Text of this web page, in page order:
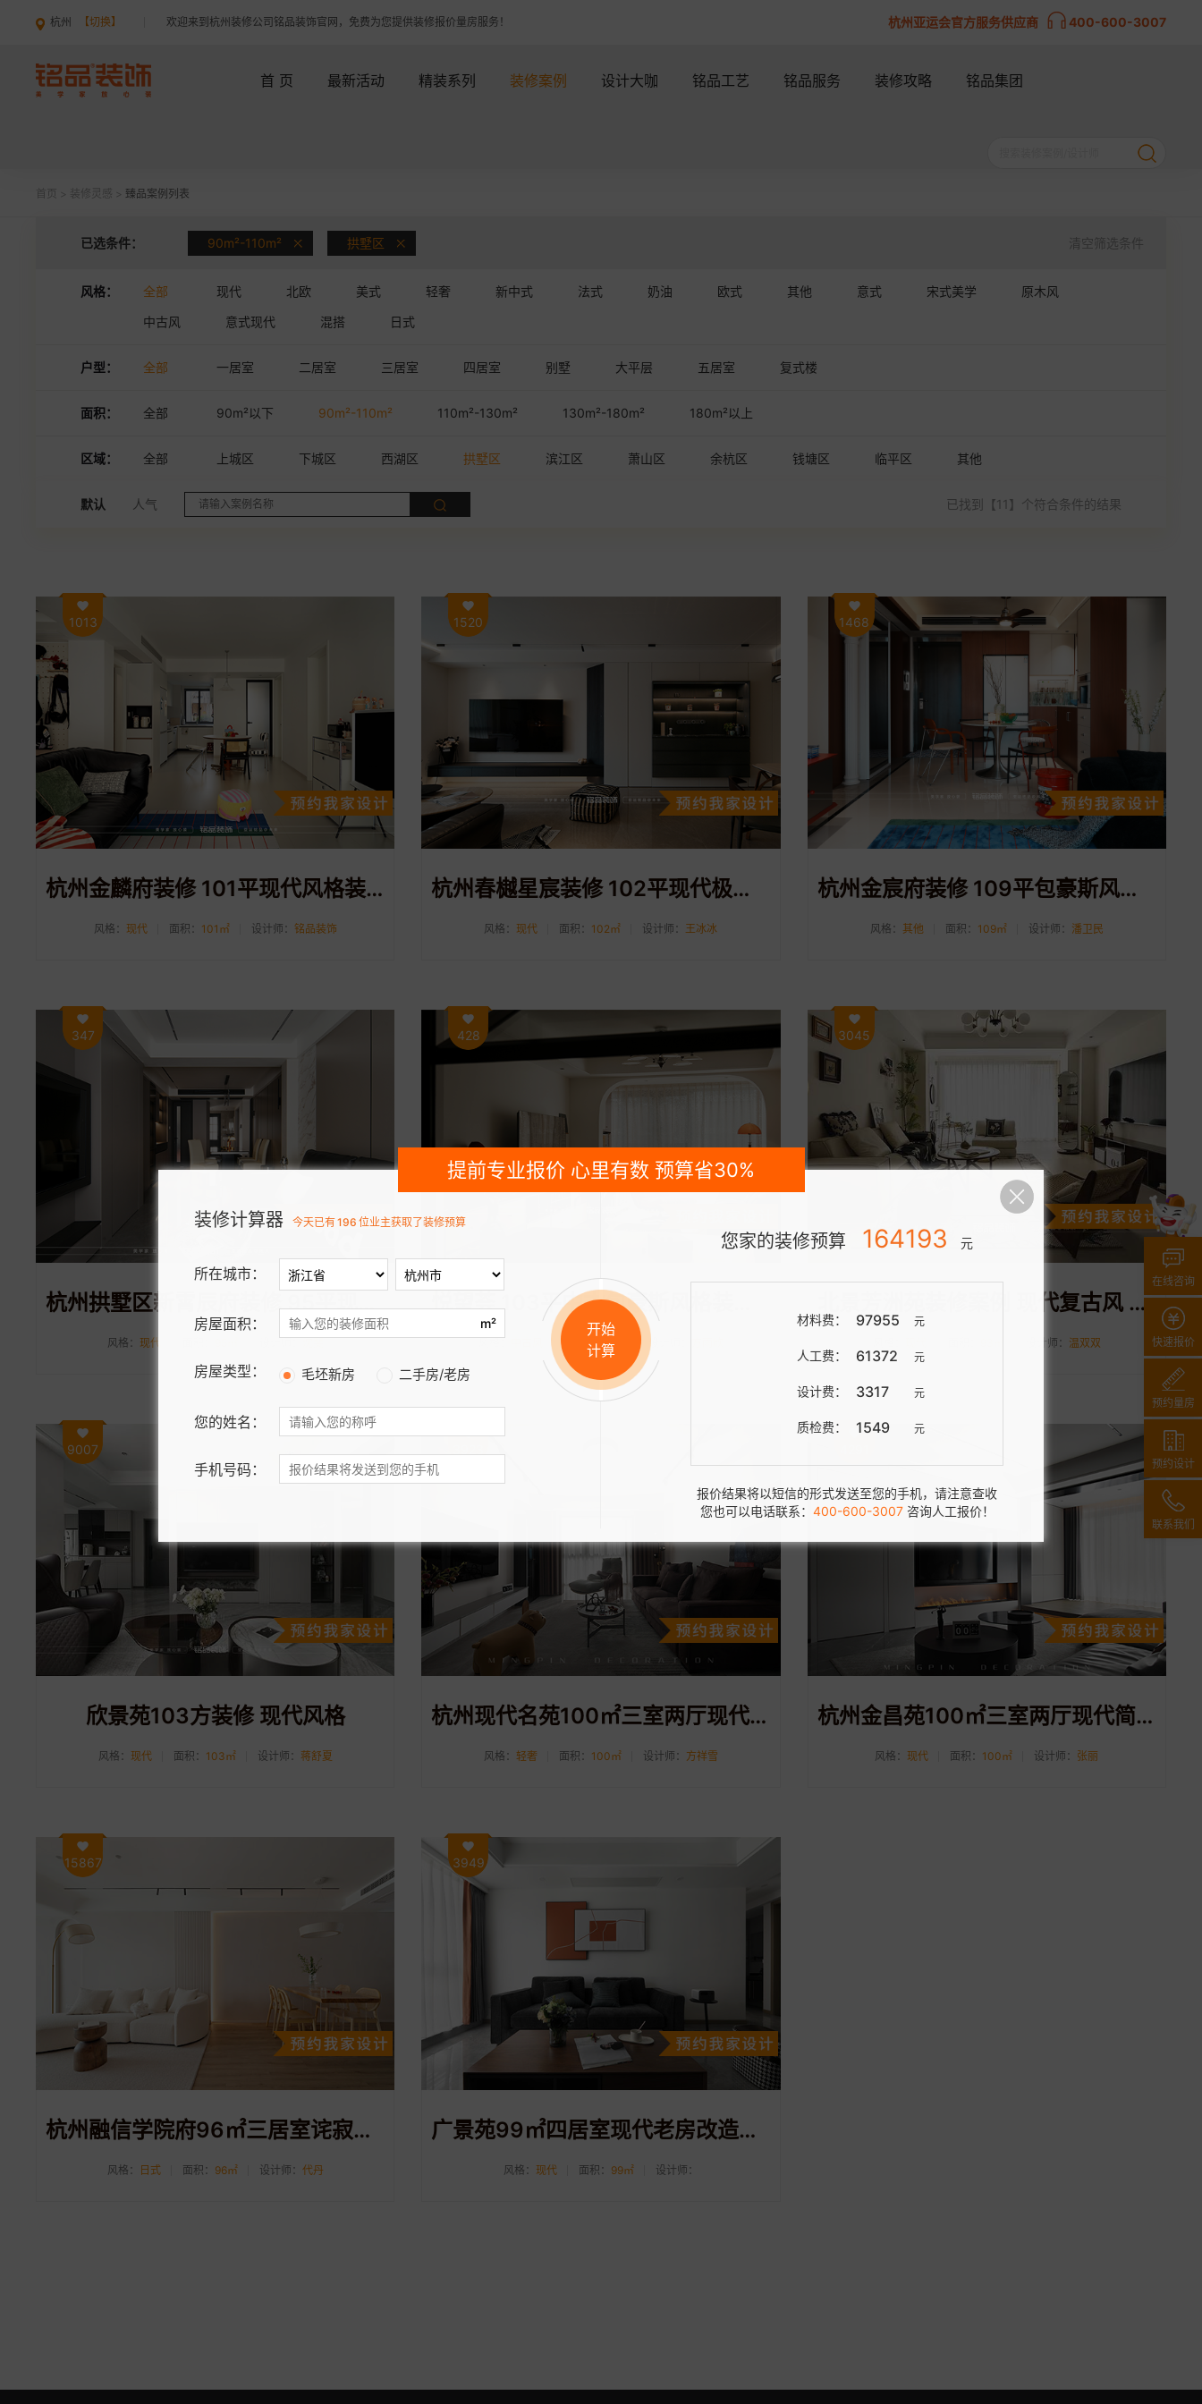
杭州 【切换】 欢迎来到杭州装修公司铭品装饰官网，免费为您提供装修报价量房服务！ 杭州亚运会官方服务供应商 400-600-3007
首 页 最新活动 精装系列 装修案例 设计大咖 铭品工艺 铭品服务 装修攻略 铭品集团
首页 装修灵感 臻品案例列表
已选条件： 90m²-110m² 拱墅区 清空筛选条件
风格： 全部 现代 北欧 美式 轻奢 新中式 法式 奶油 欧式 其他 意式 宋式美学
原木风
中古风
意式现代 混搭 日式
户型： 全部 一居室 二居室 三居室 四居室 别墅 大平层 五居室 复式楼
面积： 全部 90m²以下 90m²-110m² 110m²-130m² 130m²-180m² 180m²以上
区域： 全部 上城区 下城区 西湖区 拱墅区 滨江区 萧山区 余杭区 钱塘区 临平区 其他
默认 人气 已找到【11】个符合条件的结果
1013
杭州金麟府装修 101平现代风格装修案例分享
风格： 现代 面积： 101㎡ 设计师： 铭品装饰
1520
杭州春樾星宸装修 102平现代极简风装修案例分享
风格： 现代 面积： 102㎡ 设计师：王冰冰
1468
杭州金宸府装修 109平包豪斯风格装修案例分享
风格： 其他 面积： 109㎡ 设计师： 潘卫民
347
杭州拱墅区新霄辰府装修 95平现代黑白灰风格装修案例分享
风格： 现代
428
面积：103㎡
3045
北景芳洲苑装修案例 现代复古风 93平案例
设计师： 温双双
9007
欣景苑103方装修 现代风格
风格： 现代 面积： 103㎡ 设计师： 蒋舒夏
杭州现代名苑100㎡三室两厅现代轻奢装修效果图
风格： 轻奢 面积： 100㎡ 设计师： 方祥雪
杭州金昌苑100㎡三室两厅现代简约装修案例
风格： 现代 面积： 100㎡ 设计师： 张丽
15867
杭州融信学院府96㎡三居室诧寂风装修案例
风格： 日式 面积： 96㎡ 设计师： 代丹
3949
广景苑99㎡四居室现代老房改造装修案例
风格： 现代 面积： 99㎡ 设计师：
提前专业报价 心里有数 预算省30%
装修计算器 今天已有196 位业主获取了装修预算
所在城市：
房屋面积： m²
房屋类型： 毛坯新房 二手房/老房
您的姓名：
手机号码：
开始
计算
您家的装修预算 66297 元
材料费： 26030 元
人工费： 33198 元
设计费： 6077 元
质检费： 992 元
报价结果将以短信的形式发送至您的手机，请注意查收
您也可以电话联系： 400-600-3007咨询人工报价！
在线咨询
快速报价
预约量房
预约设计
联系我们